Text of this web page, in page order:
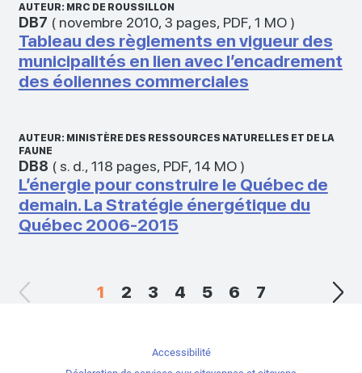
AUTEUR: MRC DE ROUSSILLON
DB7 ( novembre 2010, 3 pages, PDF, 1 MO)
Tableau des règlements en vigueur des
municipalités en lien avec l’encadrement
des éoliennes commerciales
AUTEUR: MINISTÈRE DES RESSOURCES NATURELLES ET DE LA
FAUNE
DB8 ( s. d., 118 pages, PDF, 14 MO)
L’énergie pour construire le Québec de
demain. La Stratégie énergétique du
Québec 2006-2015
1 2 3 4 5 6 7
Accessibilité